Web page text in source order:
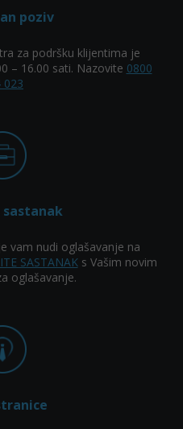
poziv
za podršku klijentima je
– 16.00 sati. Nazovite 0800
023
vam nudi oglašavanje na
SASTANAKs Vašim novim
oglašavanje.